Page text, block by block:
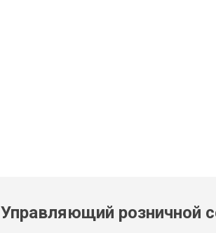
Управляющий розничной